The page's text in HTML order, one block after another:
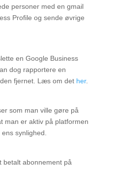
personer med en gmail
Profile og sende øvrige
en Google Business
dog rapportere en
fjernet. Læs om det her.
som man ville gøre på
man er aktiv på platformen
synlighed.
betalt abonnement på